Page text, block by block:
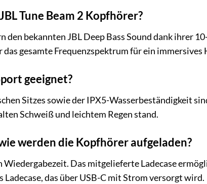
Tune Beam 2 Kopfhörer?
den bekannten JBL Deep Bass Sound dank ihrer
das gesamte Frequenzspektrum für ein immersives
geeignet?
Sitzes sowie der IPX5-Wasserbeständigkeit
Schweiß und leichtem Regen stand.
werden die Kopfhörer aufgeladen?
Das mitgelieferte Ladecase
das über USB-C mit Strom versorgt wird.